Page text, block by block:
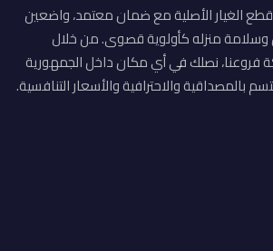
قطع الغيار الأصلية مع ضمان معتمد، واضعين
وسلامة منزله كأولوية قصوى. من خلال
فروعنا، نصلك في أي مكان داخل الجمهورية
بالمصداقية والاحترافية والأسعار التنافسية.